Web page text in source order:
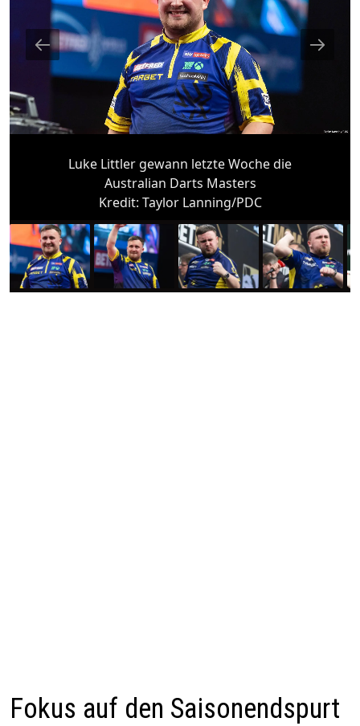
Luke Littler gewann letzte Woche die
Australian Darts Masters
Kredit: Taylor Lanning/PDC
Fokus auf den Saisonendspurt